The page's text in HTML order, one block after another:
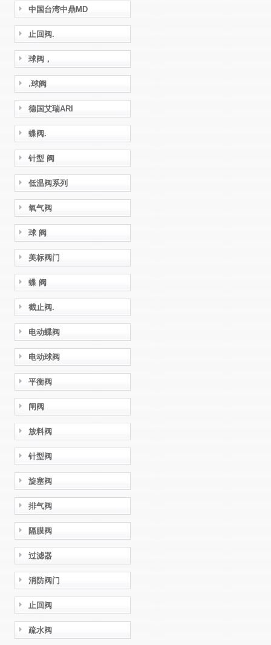
中国台湾中鼎MD
止回阀.
球阀，
.球阀
德国艾瑞ARI
蝶阀.
针型 阀
低温阀系列
氧气阀
球 阀
美标阀门
蝶 阀
截止阀.
电动蝶阀
电动球阀
平衡阀
闸阀
放料阀
针型阀
旋塞阀
排气阀
隔膜阀
过滤器
消防阀门
止回阀
疏水阀